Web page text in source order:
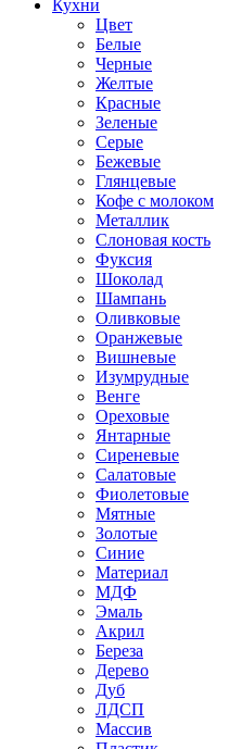
Кухни
Цвет
Белые
Черные
Желтые
Красные
Зеленые
Серые
Бежевые
Глянцевые
Кофе с молоком
Металлик
Слоновая кость
Фуксия
Шоколад
Шампань
Оливковые
Оранжевые
Вишневые
Изумрудные
Венге
Ореховые
Янтарные
Сиреневые
Салатовые
Фиолетовые
Мятные
Золотые
Синие
Материал
МДФ
Эмаль
Акрил
Береза
Дерево
Дуб
ЛДСП
Массив